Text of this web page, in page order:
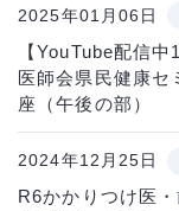
2025年01月06日
【YouTube配信
医師会県民健康セ
座（午後の部）
2024年12月25日
R6かかりつけ医